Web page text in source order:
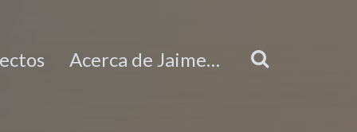
Acerca de Jaime…